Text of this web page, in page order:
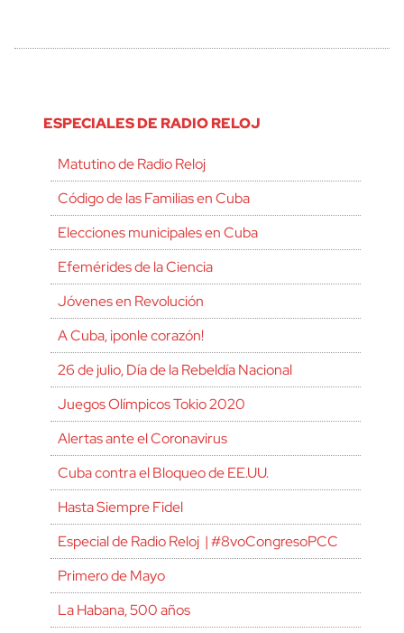
ESPECIALES DE RADIO RELOJ
Matutino de Radio Reloj
Código de las Familias en Cuba
Elecciones municipales en Cuba
Efemérides de la Ciencia
Jóvenes en Revolución
A Cuba, ¡ponle corazón!
26 de julio, Día de la Rebeldía Nacional
Juegos Olímpicos Tokio 2020
Alertas ante el Coronavirus
Cuba contra el Bloqueo de EE.UU.
Hasta Siempre Fidel
Especial de Radio Reloj | #8voCongresoPCC
Primero de Mayo
La Habana, 500 años